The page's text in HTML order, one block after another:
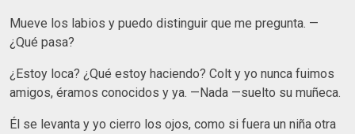
Mueve los labios y puedo distinguir que me pregunta. —
¿Qué pasa?
¿Estoy loca? ¿Qué estoy haciendo? Colt y yo nunca fuimos
amigos, éramos conocidos y ya. —Nada —suelto su muñeca.
Él se levanta y yo cierro los ojos, como si fuera un niña otra